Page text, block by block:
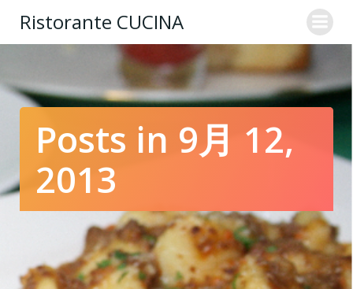
ン
テ
ン
ツ
へ
キ
Ristorante CUCINA
Posts in 9月 12,
2013